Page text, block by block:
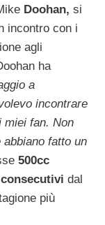
Doohan, si
incontro con i
agli
ha
a
incontrare
miei fan. Non
fatto un
500cc
dal
più